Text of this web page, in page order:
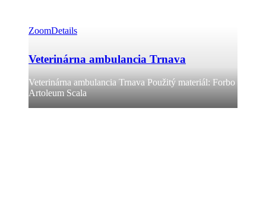
ZoomDetails
Veterinárna ambulancia Trnava
Veterinárna ambulancia Trnava Použitý materiál: Forbo
Artoleum Scala